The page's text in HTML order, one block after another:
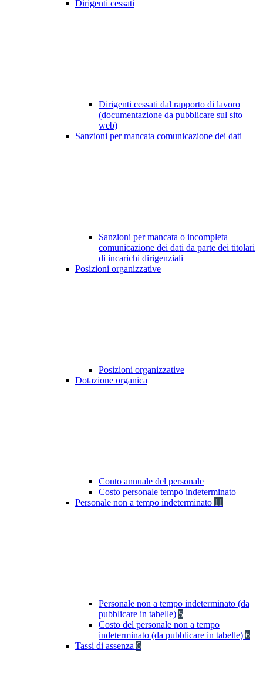
Dirigenti cessati
Dirigenti cessati dal rapporto di lavoro
(documentazione da pubblicare sul sito
web)
Sanzioni per mancata comunicazione dei dati
Sanzioni per mancata o incompleta
comunicazione dei dati da parte dei titolari
di incarichi dirigenziali
Posizioni organizzative
Posizioni organizzative
Dotazione organica
Conto annuale del personale
Costo personale tempo indeterminato
Personale non a tempo indeterminato 11
Personale non a tempo indeterminato (da
pubblicare in tabelle) 5
Costo del personale non a tempo
indeterminato (da pubblicare in tabelle) 6
Tassi di assenza 6